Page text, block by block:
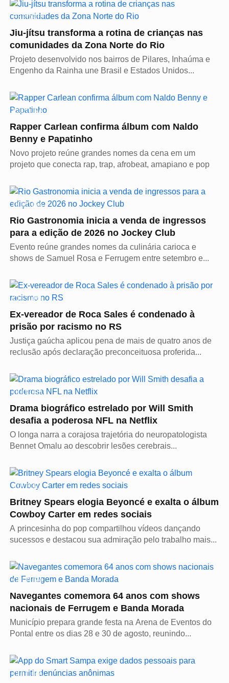
ESPORTE
Jiu-jítsu transforma a rotina de crianças nas
comunidades da Zona Norte do Rio
Projeto desenvolvido nos bairros de Pilares, Inhaúma e
Engenho da Rainha une Brasil e Estados Unidos...
CULTURA
Rapper Carlean confirma álbum com Naldo
Benny e Papatinho
Novo projeto reúne grandes nomes da cena em um
projeto que conecta rap, trap, afrobeat, amapiano e pop
CULTURA
Rio Gastronomia inicia a venda de ingressos
para a edição de 2026 no Jockey Club
Evento reúne grandes nomes da culinária carioca e
shows de Samuel Rosa e Ferrugem entre setembro e...
CULTURA
Ex-vereador de Roca Sales é condenado à
prisão por racismo no RS
Justiça gaúcha aplicou pena de mais de quatro anos de
reclusão após declaração preconceituosa proferida...
CULTURA
Drama biográfico estrelado por Will Smith
desafia a poderosa NFL na Netflix
O longa narra a corajosa trajetória do neuropatologista
Bennet Omalu ao descobrir lesões cerebrais...
CULTURA
Britney Spears elogia Beyoncé e exalta o álbum
Cowboy Carter em redes sociais
A princesinha do pop compartilhou vídeos dançando
sucessos e destacou sua admiração pelo trabalho mais...
CULTURA
Navegantes comemora 64 anos com shows
nacionais de Ferrugem e Banda Morada
Município prepara grande festa na Arena de Eventos do
Pontal entre os dias 28 e 30 de agosto, reunindo...
CULTURA